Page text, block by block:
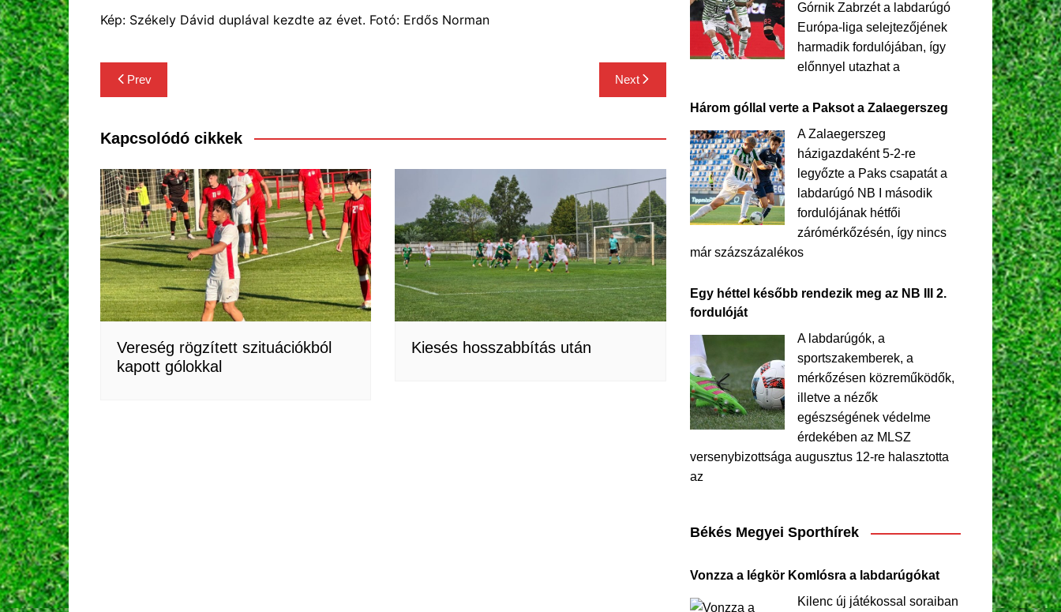
Kép: Székely Dávid duplával kezdte az évet. Fotó: Erdős Norman
Bejegyzés
navigáció
Prev Next
Kapcsolódó cikkek
Vereség rögzített szituációkból
kapott gólokkal
Kiesés hosszabbítás után
Górnik Zabrzét a labdarúgó
Európa-liga selejtezőjének
harmadik fordulójában, így
előnnyel utazhat a
Három góllal verte a Paksot a Zalaegerszeg
A Zalaegerszeg
házigazdaként 5-2-re
legyőzte a Paks csapatát a
labdarúgó NB I második
fordulójának hétfői
zárómérkőzésén, így nincs
már százszázalékos
Egy héttel később rendezik meg az NB III 2.
fordulóját
A labdarúgók, a
sportszakemberek, a
mérkőzésen közreműködők,
illetve a nézők
egészségének védelme
érdekében az MLSZ
versenybizottsága augusztus 12-re halasztotta
az
Békés Megyei Sporthírek
Vonzza a légkör Komlósra a labdarúgókat
Kilenc új játékossal soraiban